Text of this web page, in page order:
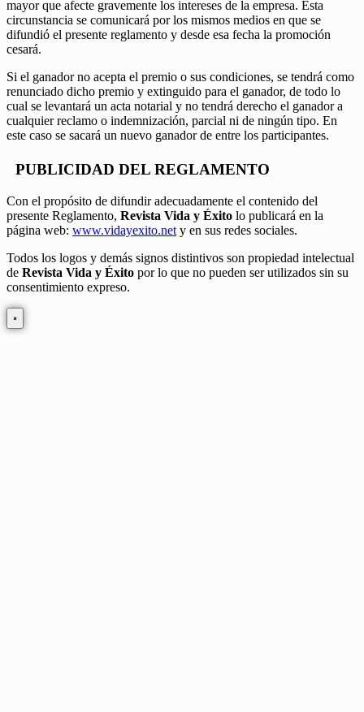
mayor que afecte gravemente los intereses de la empresa. Esta
circunstancia se comunicará por los mismos medios en que se
difundió el presente reglamento y desde esa fecha la promoción
cesará.
Si el ganador no acepta el premio o sus condiciones, se tendrá como
renunciado dicho premio y extinguido para el ganador, de todo lo
cual se levantará un acta notarial y no tendrá derecho el ganador a
cualquier reclamo o indemnización, parcial ni de ningún tipo. En
este caso se sacará un nuevo ganador de entre los participantes.
PUBLICIDAD DEL REGLAMENTO
Con el propósito de difundir adecuadamente el contenido del
presente Reglamento, Revista Vida y Éxito lo publicará en la
página web: www.vidayexito.net y en sus redes sociales.
Todos los logos y demás signos distintivos son propiedad intelectual
de Revista Vida y Éxito por lo que no pueden ser utilizados sin su
consentimiento expreso.
×